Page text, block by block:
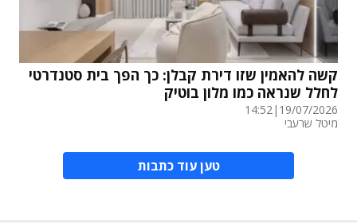
קשה להאמין שזו דירת קבלן: כך הפך בית סטנדרטי
לחלל שנראה כמו מלון בוטיק
19/07/2026
|
14:52
מיטל שרעבי
טען עוד כתבות